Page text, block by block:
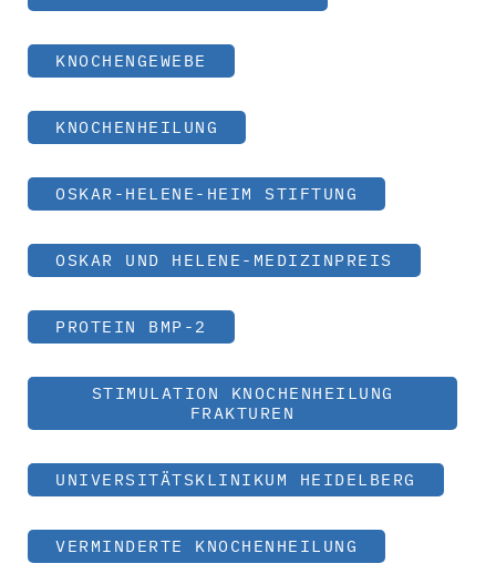
KNOCHENGEWEBE
KNOCHENHEILUNG
OSKAR-HELENE-HEIM STIFTUNG
OSKAR UND HELENE-MEDIZINPREIS
PROTEIN BMP-2
STIMULATION KNOCHENHEILUNG
FRAKTUREN
UNIVERSITÄTSKLINIKUM HEIDELBERG
VERMINDERTE KNOCHENHEILUNG